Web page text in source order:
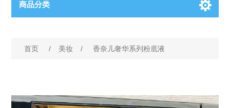
商品分类
首页 / 美妆 / 香奈儿奢华系列粉底液